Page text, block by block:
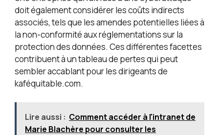
doit également considérer les coûts indirects
associés, tels que les amendes potentielles liées à
la non-conformité aux réglementations sur la
protection des données. Ces différentes facettes
contribuent à un tableau de pertes qui peut
sembler accablant pour les dirigeants de
kaféquitable.com.
Lire aussi : Comment accéder à l'intranet de
Marie Blachère pour consulter les